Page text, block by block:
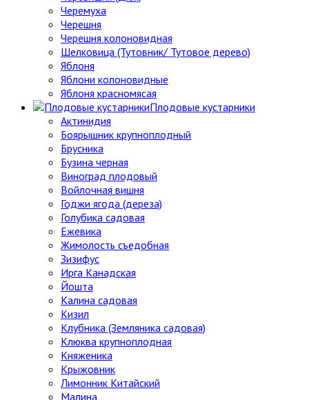
Черемуха
Черешня
Черешня колоновидная
Шелковица (Тутовник/ Тутовое дерево)
Яблоня
Яблони колоновидные
Яблоня красномясая
Плодовые кустарники
Актинидия
Боярышник крупноплодный
Брусника
Бузина черная
Виноград плодовый
Войлочная вишня
Годжи ягода (дереза)
Голубика садовая
Ежевика
Жимолость съедобная
Зизифус
Ирга Канадская
Йошта
Калина садовая
Кизил
Клубника (Земляника садовая)
Клюква крупноплодная
Княженика
Крыжовник
Лимонник Китайский
Малина